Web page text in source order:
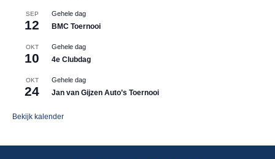
SEP
12
Gehele dag
BMC Toernooi
OKT
10
Gehele dag
4e Clubdag
OKT
24
Gehele dag
Jan van Gijzen Auto’s Toernooi
Bekijk kalender